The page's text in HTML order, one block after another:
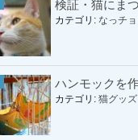
検証・猫にま
カテゴリ: なっチ
ハンモックを作
カテゴリ: 猫グッズ